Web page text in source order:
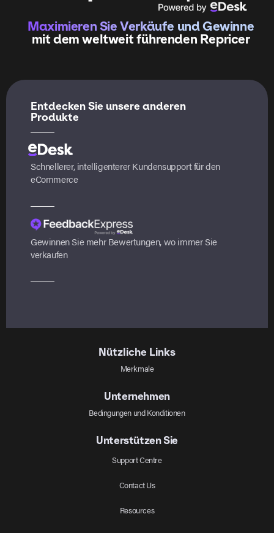
Maximieren Sie Verkäufe und Gewinne
mit dem weltweit führenden Repricer
Entdecken Sie unsere anderen
Produkte
Schnellerer, intelligenterer Kundensupport für den
eCommerce
Gewinnen Sie mehr Bewertungen, wo immer Sie
verkaufen
Nützliche Links
Merkmale
Unternehmen
Bedingungen und Konditionen
Unterstützen Sie
Support Centre
Contact Us
Resources